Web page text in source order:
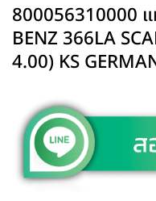
800056310000
BENZ 366LA
4.00) KS